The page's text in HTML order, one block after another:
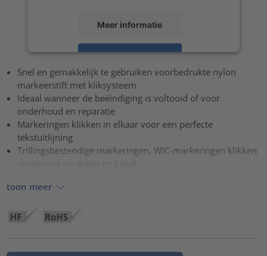
Meer informatie
Accepteren
powered byUsercentrics Consent Management Platform
Snel en gemakkelijk te gebruiken voorbedrukte nylon
markeerstift met kliksysteem
Ideaal wanneer de beëindiging is voltooid of voor
onderhoud en reparatie
Markeringen klikken in elkaar voor een perfecte
tekstuitlijning
Trillingsbestendige markeringen, WIC-markeringen klikken
toon meer